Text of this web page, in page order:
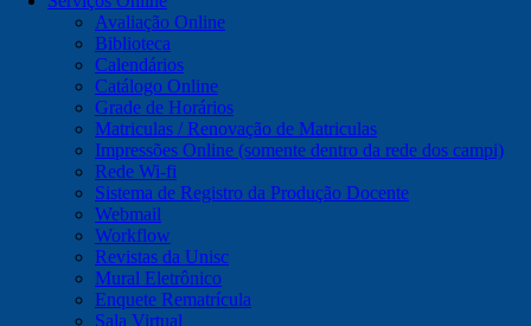
Avaliação Online
Biblioteca
Calendários
Catálogo Online
Grade de Horários
Matriculas / Renovação de Matriculas
Impressões Online (somente dentro da rede dos campi)
Rede Wi-fi
Sistema de Registro da Produção Docente
Webmail
Workflow
Revistas da Unisc
Mural Eletrônico
Enquete Rematrícula
Sala Virtual